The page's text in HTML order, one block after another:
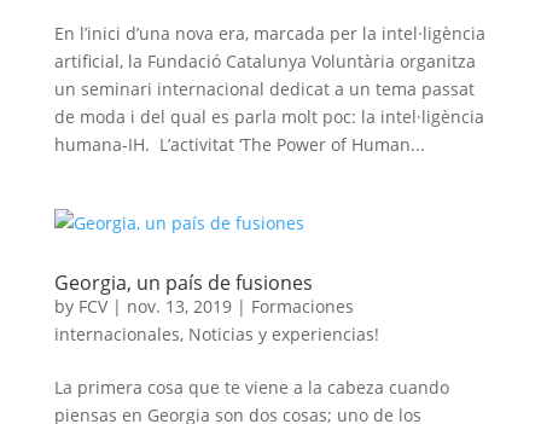
En l’inici d’una nova era, marcada per la intel·ligència
artificial, la Fundació Catalunya Voluntària organitza
un seminari internacional dedicat a un tema passat
de moda i del qual es parla molt poc: la intel·ligència
humana-IH. L’activitat ‘The Power of Human...
Georgia, un país de fusiones
by FCV| nov. 13, 2019| Formaciones
internacionales, Noticias y experiencias!
La primera cosa que te viene a la cabeza cuando
piensas en Georgia son dos cosas; uno de los